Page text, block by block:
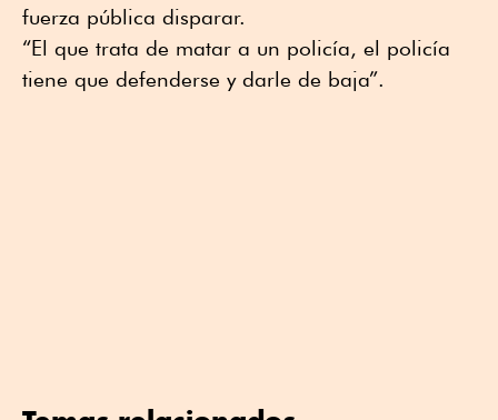
fuerza pública disparar.
“El que trata de matar a un policía, el policía
tiene que defenderse y darle de baja”.